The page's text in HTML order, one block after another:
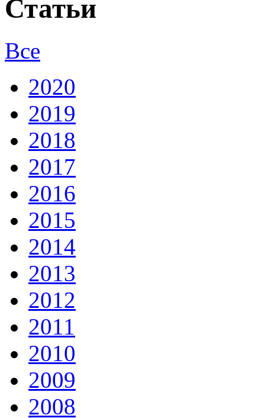
Статьи
Все
2020
2019
2018
2017
2016
2015
2014
2013
2012
2011
2010
2009
2008